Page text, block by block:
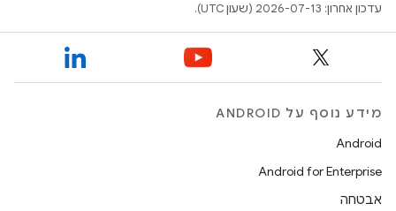
עדכון אחרון: 2026-07-13 (שעון UTC).
מידע נוסף על ANDROID
Android
Android for Enterprise
אבטחה